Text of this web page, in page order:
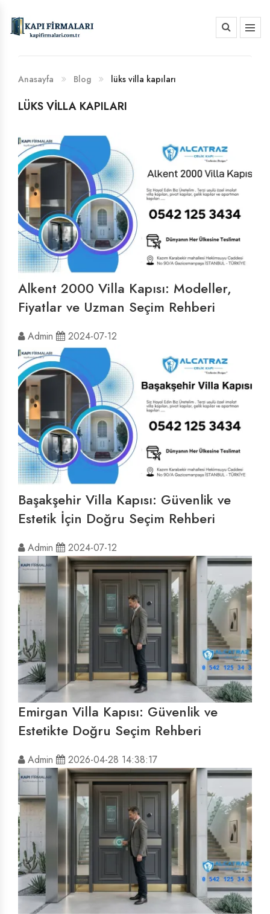
BANKA HESAP NUMARALARIMIZ
Anasayfa Blog lüks villa kapıları
LÜKS VILLA KAPILARI
Alkent 2000 Villa Kapısı: Modeller,
Fiyatlar ve Uzman Seçim Rehberi
Admin 2024-07-12
Başakşehir Villa Kapısı: Güvenlik ve
Estetik İçin Doğru Seçim Rehberi
Admin 2024-07-12
Emirgan Villa Kapısı: Güvenlik ve
Estetikte Doğru Seçim Rehberi
Admin 2026-04-28 14:38:17